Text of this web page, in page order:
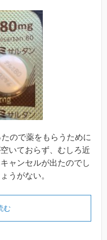
ので薬をもらうために
いておらず、むしろ近
ャンセルが出たのでし
うがない。
む